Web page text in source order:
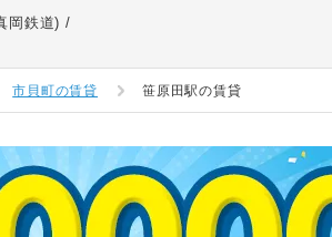
岡鉄道)
市貝町の賃貸 笹原田駅の賃貸